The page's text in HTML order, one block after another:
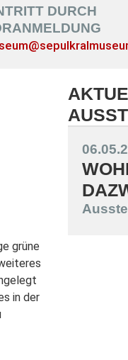
DURCH
grüne
in der